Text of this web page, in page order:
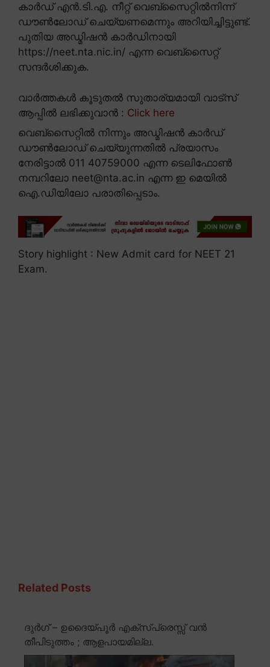
കാർഡ് എൻ.ടി.എ. നീറ്റ് വെബ്സൈറ്റിൽനിന്ന്
ഡൗൺലോഡ് ചെയ്യണമെന്നും അറിയിച്ചിട്ടുണ്ട്.
പുതിയ അഡ്മിഷൻ കാർഡിനായി
https://neet.nta.nic.in/ എന്ന വെബ്സൈറ്റ്
സന്ദർശിക്കുക.
വാർത്തകൾ കൂടുതൽ സുതാര്യമായി വാട്സ്
ആപ്പിൽ ലഭിക്കുവാൻ : Click here
വെബ്സൈറ്റിൽ നിന്നും അഡ്മിഷൻ കാർഡ്
ഡൗൺലോഡ് ചെയ്യുന്നതിൽ പ്രയാസം
നേരിട്ടാൽ 011 40759000 എന്ന ടെലിഫോൺ
നമ്പറിലോ neet@nta.ac.in എന്ന ഇ മെയിൽ
ഐ.ഡിയിലോ പരാതിപ്പെടാം.
Story highlight : New Admit card for NEET 21
Exam.
Related Posts
ദുർഗ് – ഉദൈയ്പൂർ എക്സ്പ്രെസ്സ് വൻ
തീപിടുത്തം ; ആളപായമില്ല.